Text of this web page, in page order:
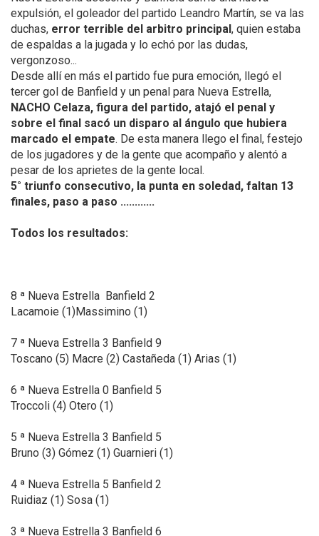
expulsión, el goleador del partido Leandro Martín, se va las
duchas, error terrible del arbitro principal, quien estaba
de espaldas a la jugada y lo echó por las dudas,
vergonzoso...
Desde allí en más el partido fue pura emoción, llegó el
tercer gol de Banfield y un penal para Nueva Estrella,
NACHO Celaza, figura del partido, atajó el penal y
sobre el final sacó un disparo al ángulo que hubiera
marcado el empate. De esta manera llego el final, festejo
de los jugadores y de la gente que acompaño y alentó a
pesar de los aprietes de la gente local.
5° triunfo consecutivo, la punta en soledad, faltan 13
finales, paso a paso ............
Todos los resultados:
8 ª Nueva Estrella Banfield 2
Lacamoie (1)Massimino (1)
7 ª Nueva Estrella 3 Banfield 9
Toscano (5) Macre (2) Castañeda (1) Arias (1)
6 ª Nueva Estrella 0 Banfield 5
Troccoli (4) Otero (1)
5 ª Nueva Estrella 3 Banfield 5
Bruno (3) Gómez (1) Guarnieri (1)
4 ª Nueva Estrella 5 Banfield 2
Ruidiaz (1) Sosa (1)
3 ª Nueva Estrella 3 Banfield 6